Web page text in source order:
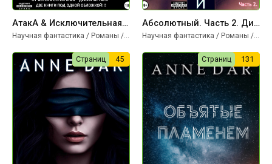
АтакА & Исключительная - Anne Dar
Научная фантастика / Романы / Триллеры
Абсолютный. Часть 2. Дикие просторы - Anne Dar
Научная фантастика / Романы / Триллеры
Страниц 45 Страниц 131